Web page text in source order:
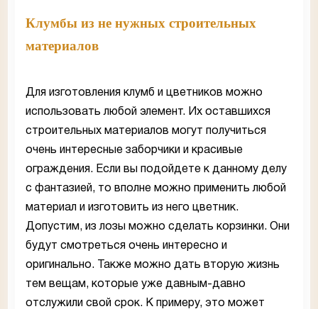
Клумбы из не нужных строительных
материалов
Для изготовления клумб и цветников можно
использовать любой элемент. Их оставшихся
строительных материалов могут получиться
очень интересные заборчики и красивые
ограждения. Если вы подойдете к данному делу
с фантазией, то вполне можно применить любой
материал и изготовить из него цветник.
Допустим, из лозы можно сделать корзинки. Они
будут смотреться очень интересно и
оригинально. Также можно дать вторую жизнь
тем вещам, которые уже давным-давно
отслужили свой срок. К примеру, это может